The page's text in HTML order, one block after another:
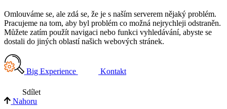
Omlouváme se, ale zdá se, že je s naším serverem nějaký problém.
Pracujeme na tom, aby byl problém co možná nejrychleji odstraněn.
Můžete zatím použít navigaci nebo funkci vyhledávání, abyste se
dostali do jiných oblastí našich webových stránek.
Big Experience Kontakt
Sdílet
Nahoru